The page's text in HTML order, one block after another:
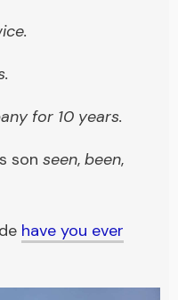
for 10 years.
son seen, been,
have you ever